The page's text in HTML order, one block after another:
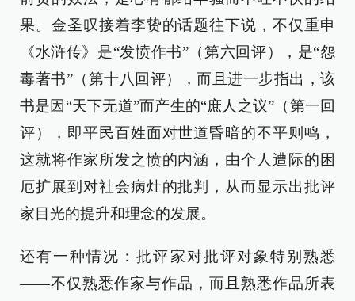
果。金圣叹接着李贽的话题往下说，不仅重申
《水浒传》是“发愤作书”（第六回评），是“怨
毒著书”（第十八回评），而且进一步指出，该
书是因“天下无道”而产生的“庶人之议”（第一回
评），即平民百姓面对世道昏暗的不平则鸣，
这就将作家所发之愤的内涵，由个人遭际的困
厄扩展到对社会病灶的批判，从而显示出批评
家目光的提升和理念的发展。
还有一种情况：批评家对批评对象特别熟悉
——不仅熟悉作家与作品，而且熟悉作品所表